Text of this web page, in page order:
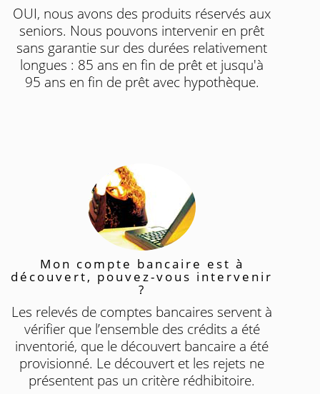
OUI, nous avons des produits réservés aux
seniors. Nous pouvons intervenir en prêt
sans garantie sur des durées relativement
longues : 85 ans en fin de prêt et jusqu'à
95 ans en fin de prêt avec hypothèque.
Mon compte bancaire est à
découvert, pouvez-vous intervenir
?
Les relevés de comptes bancaires servent à
vérifier que l’ensemble des crédits a été
inventorié, que le découvert bancaire a été
provisionné. Le découvert et les rejets ne
présentent pas un critère rédhibitoire.